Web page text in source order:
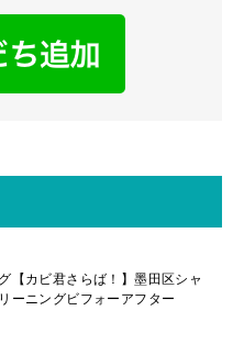
【カビ君さらば！】墨田区シャ
ーニングビフォーアフター